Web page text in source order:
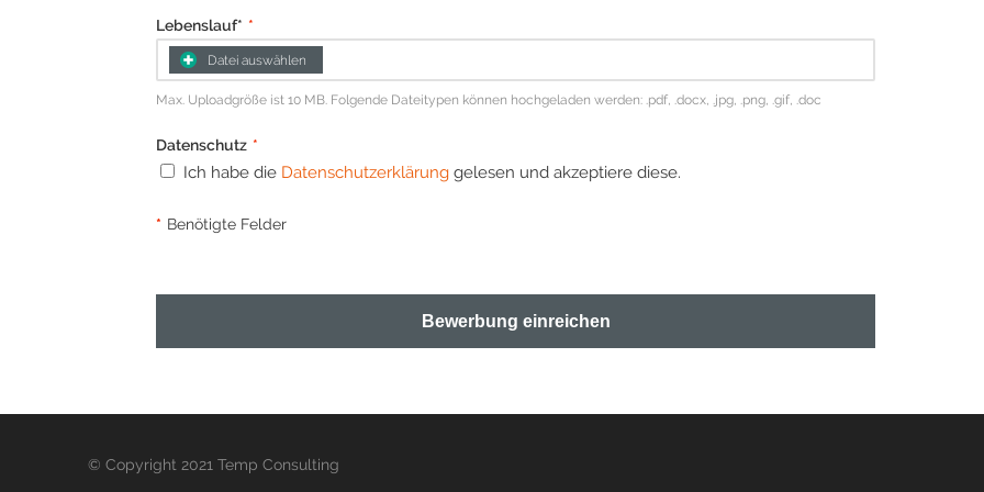
Lebenslauf* *
Datei auswählen
Max. Uploadgröße ist 10 MB. Folgende Dateitypen können hochgeladen werden: .pdf, .docx, .jpg, .png, .gif, .doc
Datenschutz *
Ich habe die Datenschutzerklärung gelesen und akzeptiere diese.
* Benötigte Felder
Bewerbung einreichen
© Copyright 2021 Temp Consulting